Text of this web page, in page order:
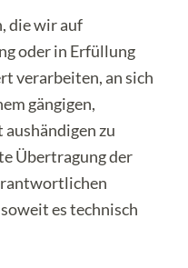
die wir auf
oder in Erfüllung
verarbeiten, an sich
gängigen,
zu
Übertragung der
es technisch